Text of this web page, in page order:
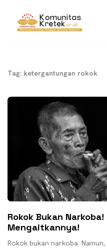
Tag: ketergantungan rokok
Rokok Bukan
Mengaitkannya!
Rokok bukan narkoba.